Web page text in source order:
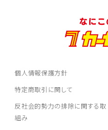
個人情報保護方針
特定商取引に関して
反社会的勢力の排除に関する取
組み